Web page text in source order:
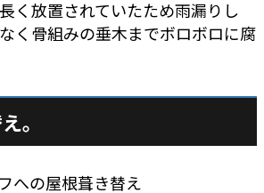
く放置されていたため雨漏りし
く骨組みの垂木までボロボロに腐
。